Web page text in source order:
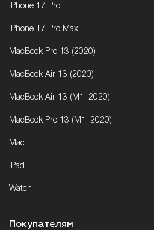
iPhone 17 Pro
iPhone 17 Pro Max
MacBook Pro 13 (2020)
MacBook Air 13 (2020)
MacBook Air 13 (M1, 2020)
MacBook Pro 13 (M1, 2020)
Mac
iPad
Watch
Покупателям